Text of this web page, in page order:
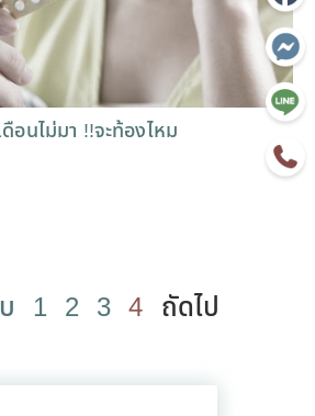
อนไม่มา !!จะท้องไหม
1 2 3 4 ถัดไป